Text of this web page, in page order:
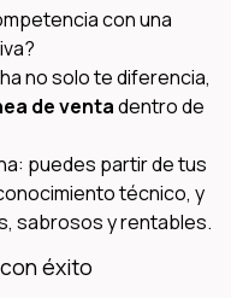
con una
no solo te diferencia,
de ventadentro de
puedes partir de tus
técnico, y
sabrosos y rentables.
éxito